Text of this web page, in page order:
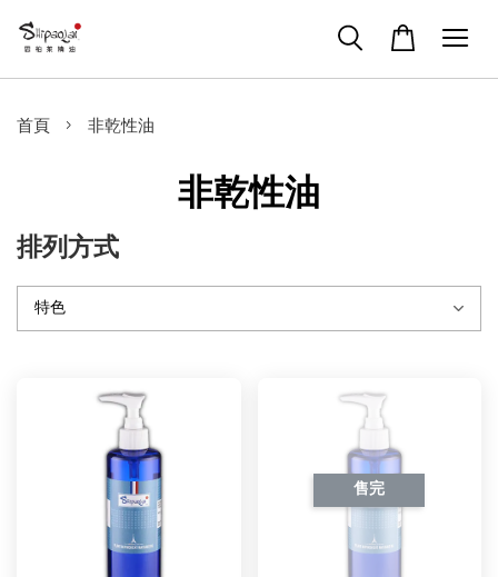
首頁 › 非乾性油
非乾性油
排列方式
售完